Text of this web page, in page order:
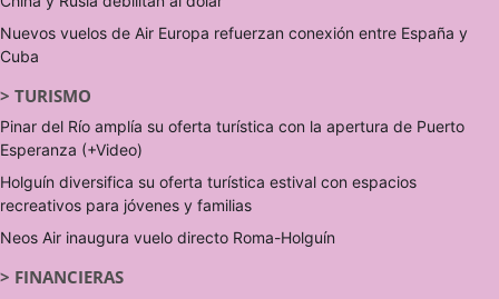
Nuevos vuelos de Air Europa refuerzan conexión entre España y
Cuba
> TURISMO
Pinar del Río amplía su oferta turística con la apertura de Puerto
Esperanza (+Video)
Holguín diversifica su oferta turística estival con espacios
recreativos para jóvenes y familias
Neos Air inaugura vuelo directo Roma-Holguín
> FINANCIERAS